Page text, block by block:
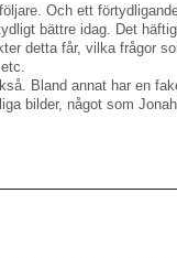
Och ett
bättre idag. Det
detta får, vilka frågor
Bland annat har en
bilder, något som